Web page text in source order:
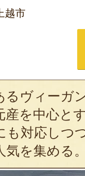
越市
るヴィーガ
産を中心と
も対応しつ
を集める。